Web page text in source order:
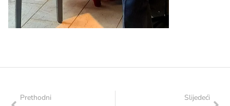
Prethodni
Slijedeći